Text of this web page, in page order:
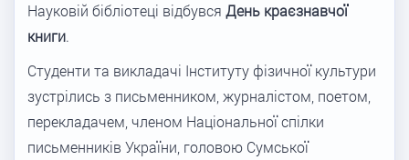
Науковій бібліотеці відбувся День краєзнавчої
книги.
Студенти та викладачі Інституту фізичної культури
зустрілись з письменником, журналістом, поетом,
перекладачем, членом Національної спілки
письменників України, головою Сумської